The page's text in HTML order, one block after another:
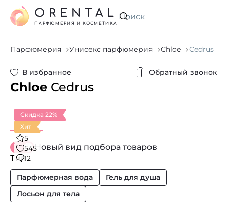
Искать
ORENTAL
ПАРФЮМЕРИЯ И КОСМЕТИКА
Парфюмерия Унисекс парфюмерия Chloe Cedrus
В избранное Обратный звонок
Chloe Cedrus
Скидка 22%
Хит
5
545
12
Новый вид подбора товаров
Тип
Парфюмерная вода
Гель для душа
Лосьон для тела